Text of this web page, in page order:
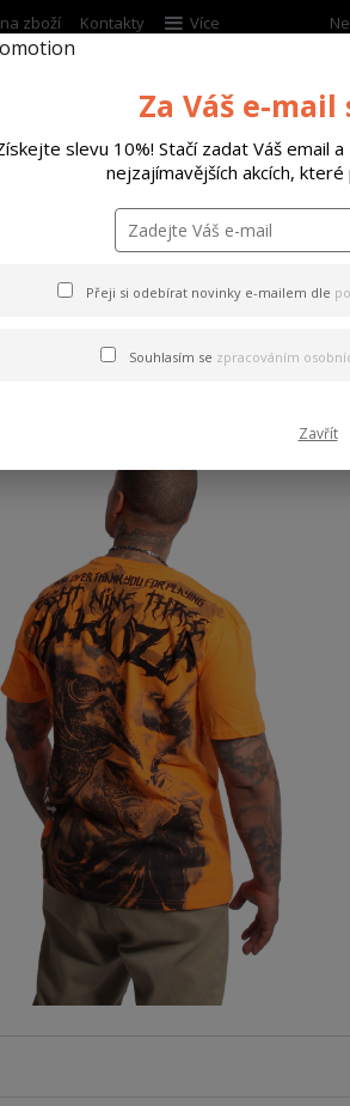
zboží Kontakty Více
DOPLŇKY
tričko Pest Regular T-Shirt orange/popsicle
Pest Regular
Za Váš e-mail
slevu 10%! Stačí zadat Váš email
nejzajímavějších akcích,
Přeji si odebírat novinky e-mailem dle
Souhlasím se zpracováním
Zavřít